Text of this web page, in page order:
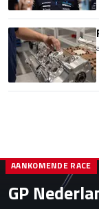
GP
AANKOMENDE RACE